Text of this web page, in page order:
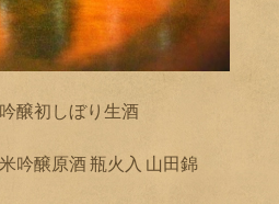
醸初しぼり生酒
吟醸原酒 瓶火入 山田錦